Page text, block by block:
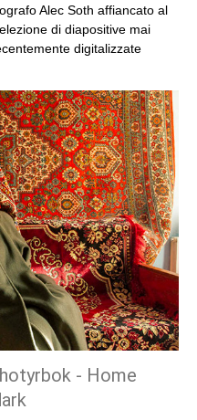
Alec Soth affiancato al
di diapositive mai
digitalizzate
- Home